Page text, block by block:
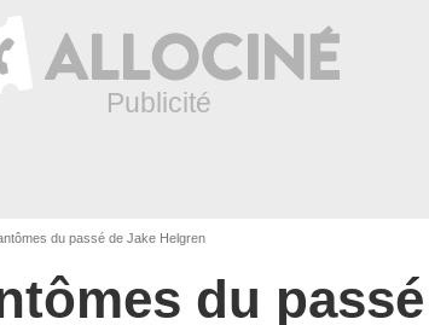
du passé de Jake Helgren
du passé